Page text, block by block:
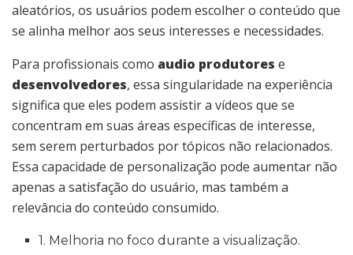
aleatórios, os usuários podem escolher o conteúdo que
se alinha melhor aos seus interesses e necessidades.
Para profissionais como audio produtores e
desenvolvedores, essa singularidade na experiência
significa que eles podem assistir a vídeos que se
concentram em suas áreas específicas de interesse,
sem serem perturbados por tópicos não relacionados.
Essa capacidade de personalização pode aumentar não
apenas a satisfação do usuário, mas também a
relevância do conteúdo consumido.
1. Melhoria no foco durante a visualização.